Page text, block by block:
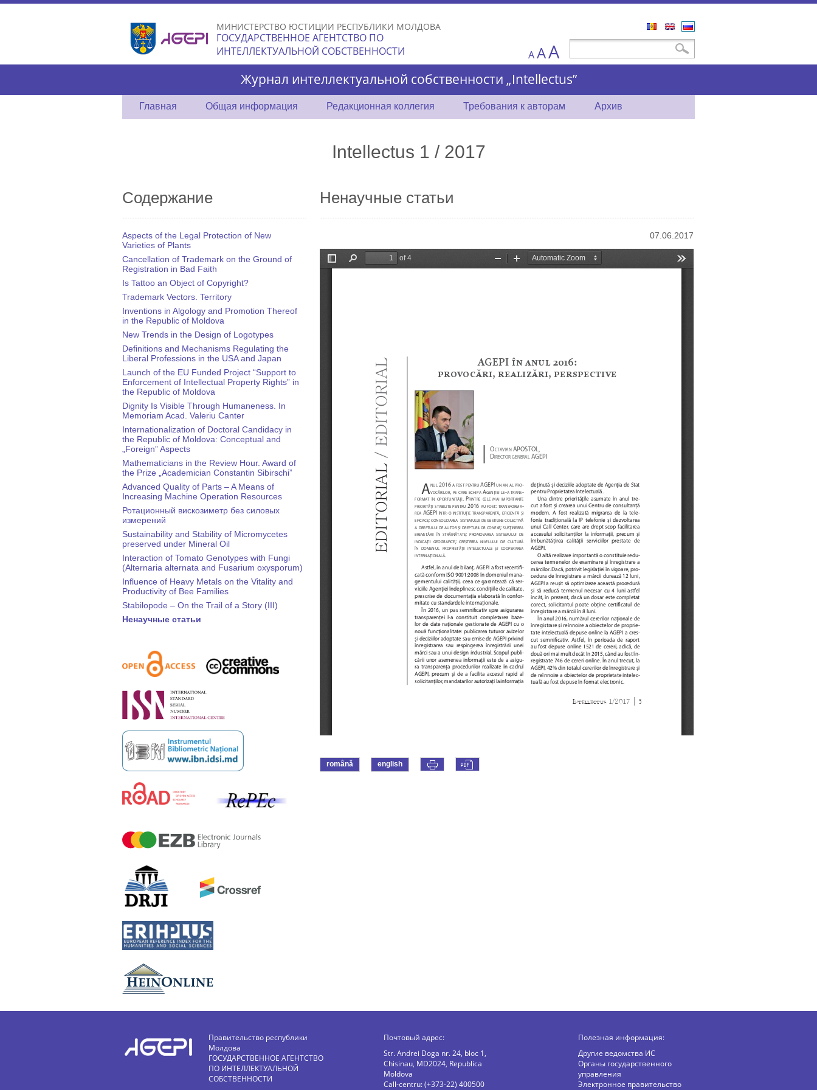
Skip to
main
content
МИНИСТЕРСТВО ЮСТИЦИИ РЕСПУБЛИКИ МОЛДОВА
ГОСУДАРСТВЕННОЕ АГЕНТСТВО ПО
ИНТЕЛЛЕКТУАЛЬНОЙ СОБСТВЕННОСТИ
Поиск
A AA
Журнал интеллектуальной собственности „Intellectus”
Главная Общая информация Редакционная коллегия Требования к авторам Архив
Intellectus 1 / 2017
Содержание
Aspects of the Legal Protection of New
Varieties of Plants
Cancellation of Trademark on the Ground of
Registration in Bad Faith
Is Tattoo an Object of Copyright?
Trademark Vectors. Territory
Inventions in Algology and Promotion Thereof
in the Republic of Moldova
New Trends in the Design of Logotypes
Definitions and Mechanisms Regulating the
Liberal Professions in the USA and Japan
Launch of the EU Funded Project “Support to
Enforcement of Intellectual Property Rights” in
the Republic of Moldova
Dignity Is Visible Through Humaneness. In
Memoriam Acad. Valeriu Canter
Internationalization of Doctoral Candidacy in
the Republic of Moldova: Conceptual and
„Foreign” Aspects
Mathematicians in the Review Hour. Award of
the Prize „Academician Constantin Sibirschi”
Advanced Quality of Parts – A Means of
Increasing Machine Operation Resources
Ротационный вискозиметр без силовых
измерений
Sustainability and Stability of Micromycetes
preserved under Mineral Oil
Interaction of Tomato Genotypes with Fungi
(Alternaria alternata and Fusarium oxysporum)
Influence of Heavy Metals on the Vitality and
Productivity of Bee Families
Stabilopode – On the Trail of a Story (III)
Ненаучные статьи
Ненаучные статьи
07.06.2017
română english
Правительство республики
Молдова
ГОСУДАРСТВЕННОЕ АГЕНТСТВО
ПО ИНТЕЛЛЕКТУАЛЬНОЙ
СОБСТВЕННОСТИ
Почтовый адрес:
Str. Andrei Doga nr. 24, bloc 1,
Chisinau, MD2024, Republica
Moldova
Call-centru: (+373-22) 400500
Полезная информация:
Другие ведомства ИС
Органы государственного
управления
Электронное правительство